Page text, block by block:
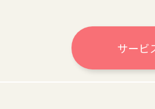
サービ